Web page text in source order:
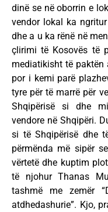
dinë se në oborrin e
vendor lokal ka
dhe a u ka rënë në
çlirimi të Kosovës të
mediatikisht të paktën
por i kemi parë
tyre për të marrë për
Shqipërisë si dhe
vendore në Shqipëri.
si të Shqipërisë dhe
përmënda më sipër
vërtetë dhe kuptim
të njohur Thanas
tashmë me zemër
atdhedashurie”. Kjo,